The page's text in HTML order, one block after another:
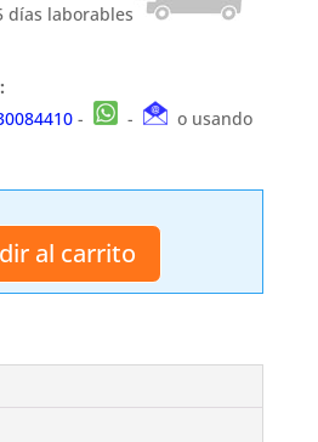
días laborables
- -
o usando
al carrito